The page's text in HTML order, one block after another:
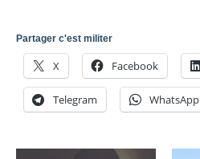
Partager c'est militer
X Facebook
Telegram WhatsApp